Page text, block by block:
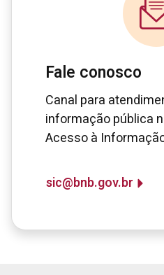
Fale conosco
Canal para
informação pública
Acesso à
sic@bnb.gov.br